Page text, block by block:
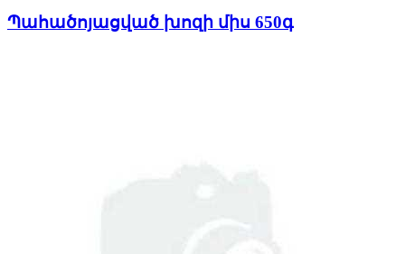
Պահածոյացված խոզի միս 650գ